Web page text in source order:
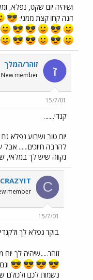
ושיהיה יום שקט, נפלא,
הנה קחו קצת ממני:
ז זוהר/המלך
New member
15/7/01
קנדי.......
יום טוב ושבוע נפלא
להרבה חיוכים......
נקווה שיש לך במלאי,
C
CRAZYIT
member
15/7/01
בוקר נפלא לך
זוהר.....שיהיה לך
נשמות לכם ולכולם